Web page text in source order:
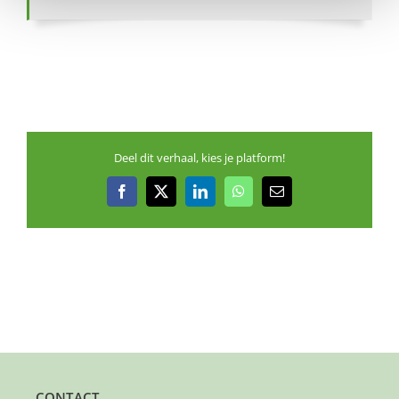
Deel dit verhaal, kies je platform!
Facebook
X LinkedInWhatsApp
E-